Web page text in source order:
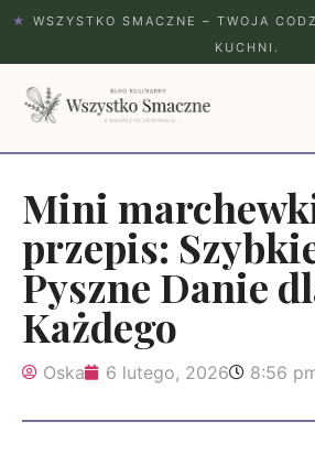
★
WSZYSTKO SMACZNE – TWOJA
KUCHNI.
Mini
przepis:
Pyszne Danie
Każdego
Oska 6 lutego, 2026 8:56